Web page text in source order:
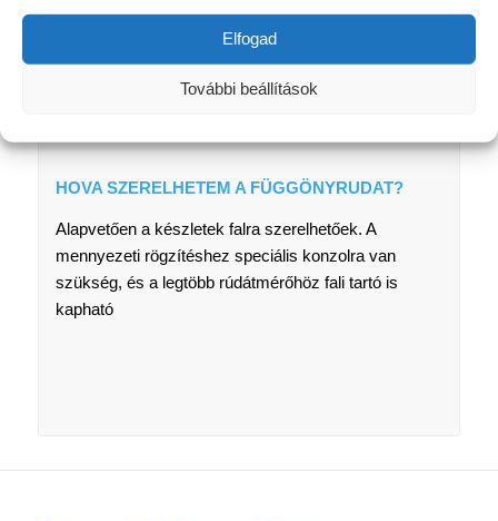
Elfogad
További beállítások
MIRE UTAL A HOSSZÚSÁG A KOMPLETT KARNIS
SZETT RENDELÉSEKOR?
A hossz mindig a rúd hosszára vonatkozik, végfejek
HOVA SZERELHETEM A FÜGGÖNYRUDAT?
Alapvetően a készletek falra szerelhetőek. A
mennyezeti rögzítéshez speciális konzolra van
szükség, és a legtöbb rúdátmérőhöz fali tartó is
kapható